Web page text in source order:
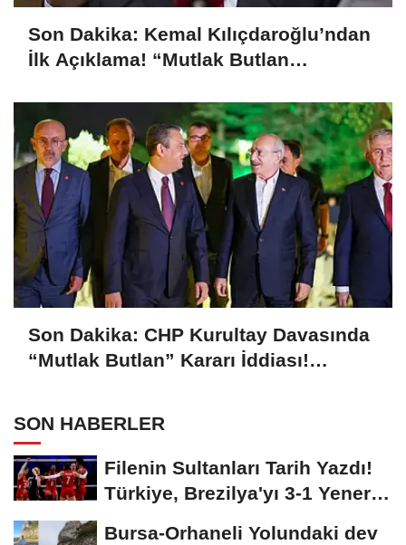
Son Dakika: Kemal Kılıçdaroğlu’ndan
İlk Açıklama! “Mutlak Butlan
Son Dakika: CHP Kurultay Davasında
“Mutlak Butlan” Kararı İddiası!
SON HABERLER
Filenin Sultanları Tarih Yazdı!
Türkiye, Brezilya'yı 3-1 Yenerek
Bursa-Orhaneli Yolundaki dev